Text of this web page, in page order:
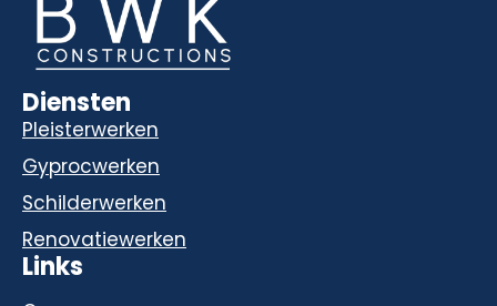
Diensten
Pleisterwerken
Gyprocwerken
Schilderwerken
Renovatiewerken
Links